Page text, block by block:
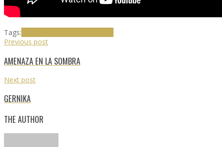
Tags:
Previous post
AMENAZA EN LA SOMBRA
Next post
GERNIKA
THE AUTHOR